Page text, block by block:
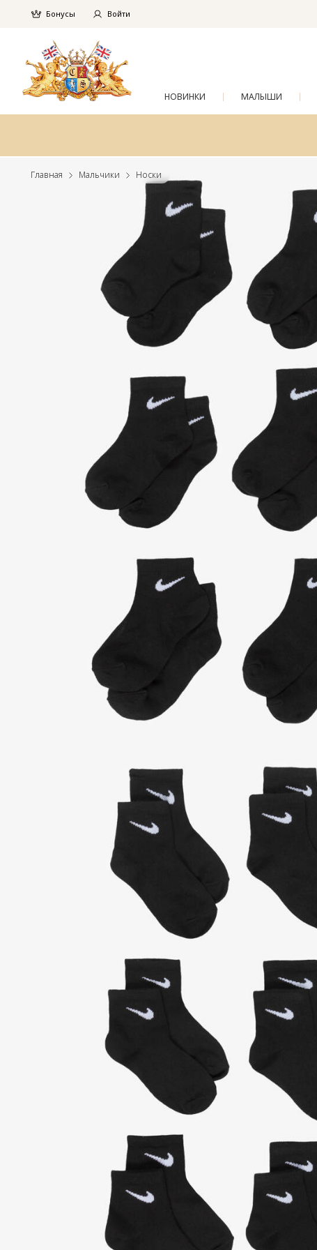
Бонусы Войти
НОВИНКИ МАЛЫШИ
Главная Мальчики Носки